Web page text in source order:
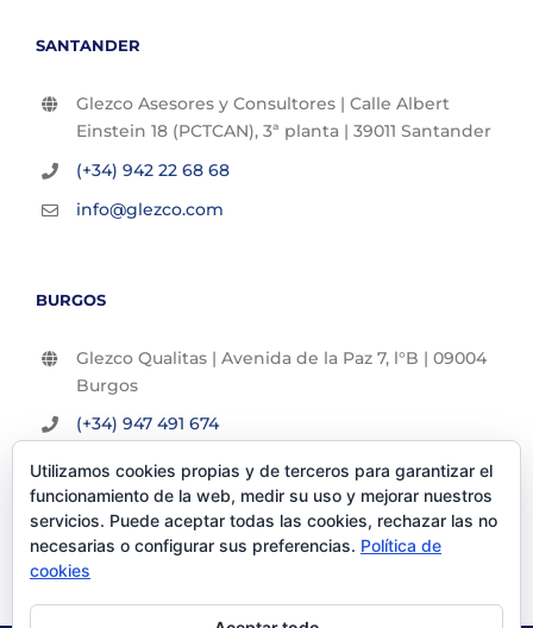
SANTANDER
Glezco Asesores y Consultores | Calle Albert
Einstein 18 (PCTCAN), 3ª planta | 39011 Santander
(+34) 942 22 68 68
info@glezco.com
BURGOS
Glezco Qualitas | Avenida de la Paz 7, l°B | 09004
Burgos
(+34) 947 491 674
info@glezco.com
Utilizamos cookies propias y de terceros para garantizar el
funcionamiento de la web, medir su uso y mejorar nuestros
servicios. Puede aceptar todas las cookies, rechazar las no
necesarias o configurar sus preferencias. Política de
cookies